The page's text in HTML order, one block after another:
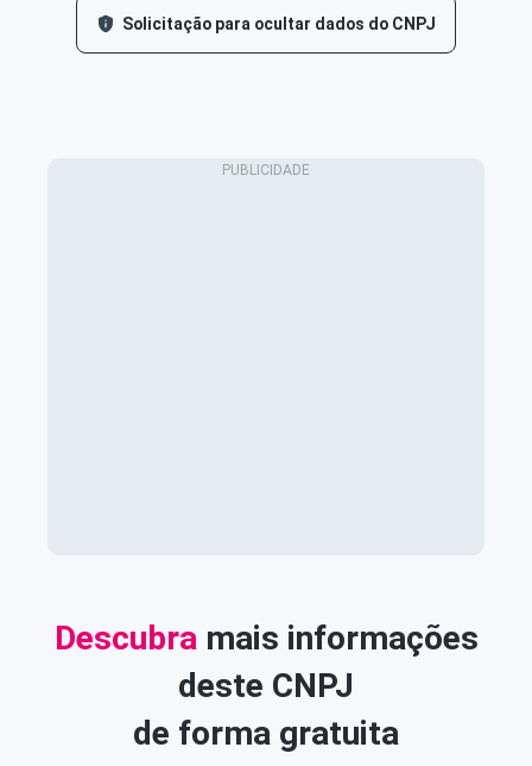
Solicitação para ocultar dados do CNPJ
Descubra mais informações
deste CNPJ
de forma gratuita